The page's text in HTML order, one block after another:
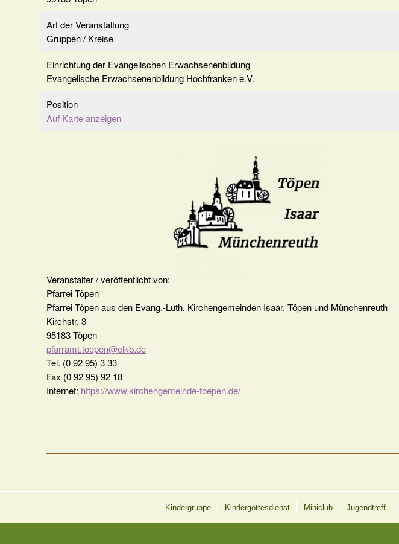
Art der Veranstaltung
Gruppen / Kreise
Einrichtung der Evangelischen Erwachsenenbildung
Evangelische Erwachsenenbildung Hochfranken e.V.
Position
Auf Karte anzeigen
Veranstalter / veröffentlicht von:
Pfarrei Töpen
Pfarrei Töpen aus den Evang.-Luth. Kirchengemeinden Isaar, Töpen und Münchenreuth
Kirchstr. 3
95183 Töpen
pfarramt.toepen@elkb.de
Tel. (0 92 95) 3 33
Fax (0 92 95) 92 18
Internet: https://www.kirchengemeinde-toepen.de/
Kindergruppe Kindergottesdienst Miniclub Jugendtreff